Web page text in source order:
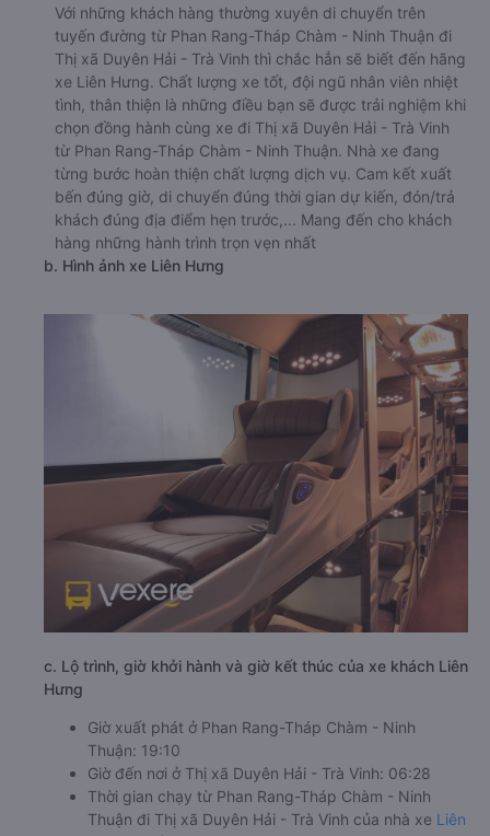
Với những khách hàng thường xuyên di chuyển trên
tuyến đường từ Phan Rang-Tháp Chàm - Ninh Thuận đi
Thị xã Duyên Hải - Trà Vinh thì chắc hẳn sẽ biết đến hãng
xe Liên Hưng. Chất lượng xe tốt, đội ngũ nhân viên nhiệt
tình, thân thiện là những điều bạn sẽ được trải nghiệm khi
chọn đồng hành cùng xe đi Thị xã Duyên Hải - Trà Vinh
từ Phan Rang-Tháp Chàm - Ninh Thuận. Nhà xe đang
từng bước hoàn thiện chất lượng dịch vụ. Cam kết xuất
bến đúng giờ, di chuyển đúng thời gian dự kiến, đón/trả
khách đúng địa điểm hẹn trước,... Mang đến cho khách
hàng những hành trình trọn vẹn nhất
b. Hình ảnh xe Liên Hưng
c. Lộ trình, giờ khởi hành và giờ kết thúc của xe khách Liên
Hưng
Giờ xuất phát ở Phan Rang-Tháp Chàm - Ninh
Thuận: 19:10
Giờ đến nơi ở Thị xã Duyên Hải - Trà Vinh: 06:28
Thời gian chạy từ Phan Rang-Tháp Chàm - Ninh
Thuận đi Thị xã Duyên Hải - Trà Vinh của nhà xe Liên